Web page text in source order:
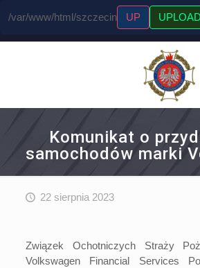
/var/www/html/szczecin UP UPLOAD
Komunikat o
samochodów marki
22 sierpnia 2023
Związek Ochotniczych Straży
Volkswagen Financial Services